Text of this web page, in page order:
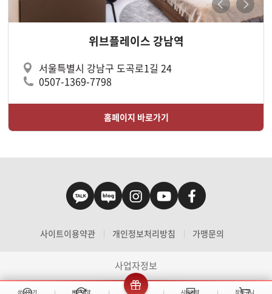
위브플레이스 강남역
서울특별시 강남구 도곡로1길 24
0507-1369-7798
홈페이지 바로가기
사이트이용약관 개인정보처리방침 가맹문의
사업자정보
상담하기 빠른예약 이벤트 시술예약 장바구니